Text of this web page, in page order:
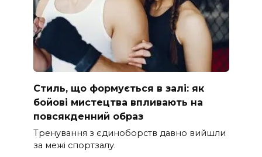
Стиль, що формується в залі: як
бойові мистецтва впливають на
повсякденний образ
Тренування з єдиноборств давно вийшли
за межі спортзалу.